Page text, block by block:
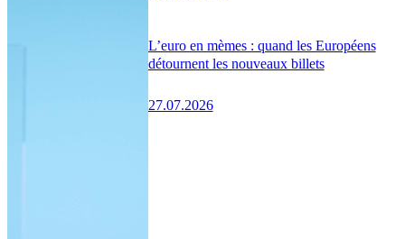
L’euro en mèmes : quand les Européens
détournent les nouveaux billets
27.07.2026